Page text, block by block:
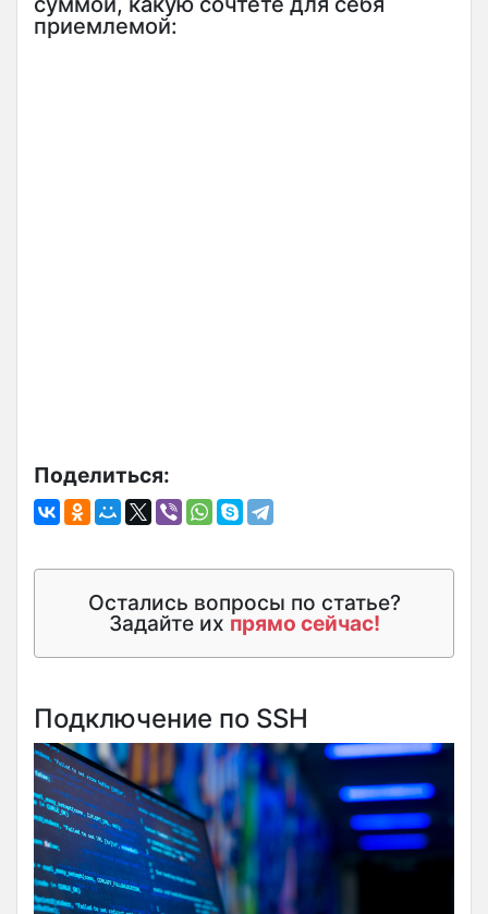
приемлемой:
Поделиться:
Остались вопросы по статье?
Задайте их прямо сейчас!
Подключение по SSH